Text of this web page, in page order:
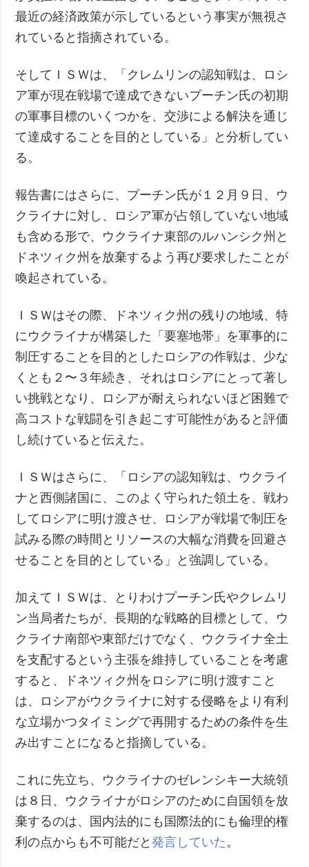
最近の経済政策が示しているという事実が無視さ
れていると指摘されている。
そしてＩＳＷは、「クレムリンの認知戦は、ロシ
ア軍が現在戦場で達成できないプーチン氏の初期
の軍事目標のいくつかを、交渉による解決を通じ
て達成することを目的としている」と分析してい
る。
報告書にはさらに、プーチン氏が１２月９日、ウ
クライナに対し、ロシア軍が占領していない地域
も含める形で、ウクライナ東部のルハンシク州と
ドネツィク州を放棄するよう再び要求したことが
喚起されている。
ＩＳＷはその際、ドネツィク州の残りの地域、特
にウクライナが構築した「要塞地帯」を軍事的に
制圧することを目的としたロシアの作戦は、少な
くとも２〜３年続き、それはロシアにとって著し
い挑戦となり、ロシアが耐えられないほど困難で
高コストな戦闘を引き起こす可能性があると評価
し続けていると伝えた。
ＩＳＷはさらに、「ロシアの認知戦は、ウクライ
ナと西側諸国に、このよく守られた領土を、戦わ
してロシアに明け渡させ、ロシアが戦場で制圧を
試みる際の時間とリソースの大幅な消費を回避さ
せることを目的としている」と強調している。
加えてＩＳＷは、とりわけプーチン氏やクレムリ
ン当局者たちが、長期的な戦略的目標として、ウ
クライナ南部や東部だけでなく、ウクライナ全土
を支配するという主張を維持していることを考慮
すると、ドネツィク州をロシアに明け渡すこと
は、ロシアがウクライナに対する侵略をより有利
な立場かつタイミングで再開するための条件を生
み出すことになると指摘している。
これに先立ち、ウクライナのゼレンシキー大統領
は８日、ウクライナがロシアのために自国領を放
棄するのは、国内法的にも国際法的にも倫理的権
利の点からも不可能だと発言していた 。